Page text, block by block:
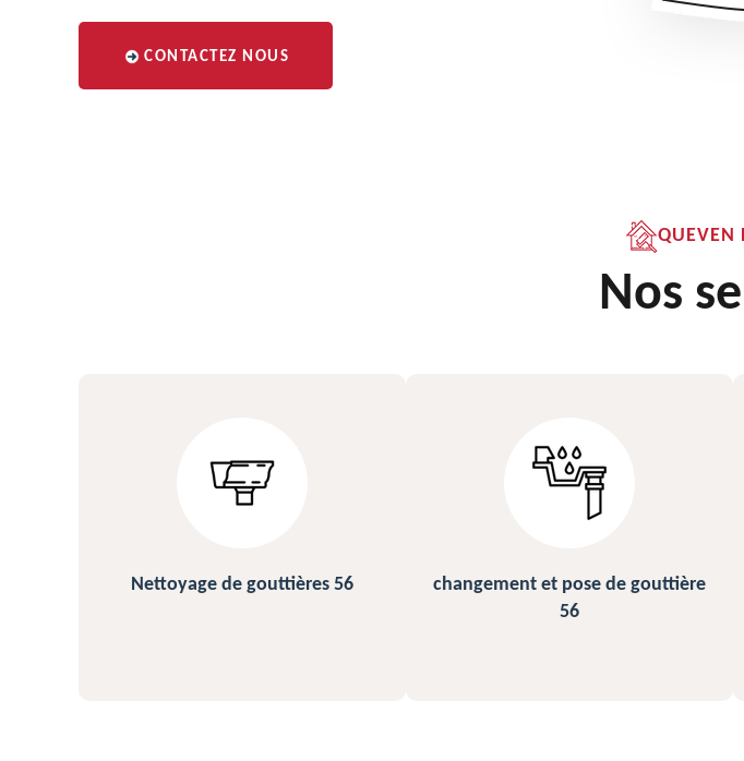
CONTACTEZ NOUS
QUEVEN
Nos
changement et pose de gouttière
Nettoyage de toiture 56